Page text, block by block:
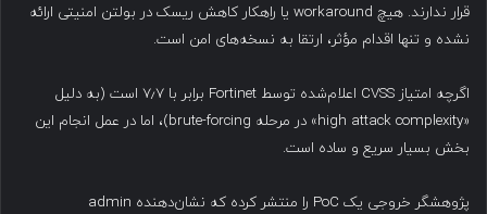
قرار ندارند. هیچ workaround یا راهکار کاهش ریسک در بولتن امنیتی ارائه
نشده و تنها اقدام مؤثر، ارتقا به نسخه‌های امن است.
اگرچه امتیاز CVSS اعلام‌شده توسط Fortinet برابر با ۷٫۷ است (به دلیل
«high attack complexity» در مرحله brute-forcing)، اما در عمل انجام این
بخش بسیار سریع و ساده است.
پژوهشگر خروجی یک PoC را منتشر کرده که نشان‌دهنده admin